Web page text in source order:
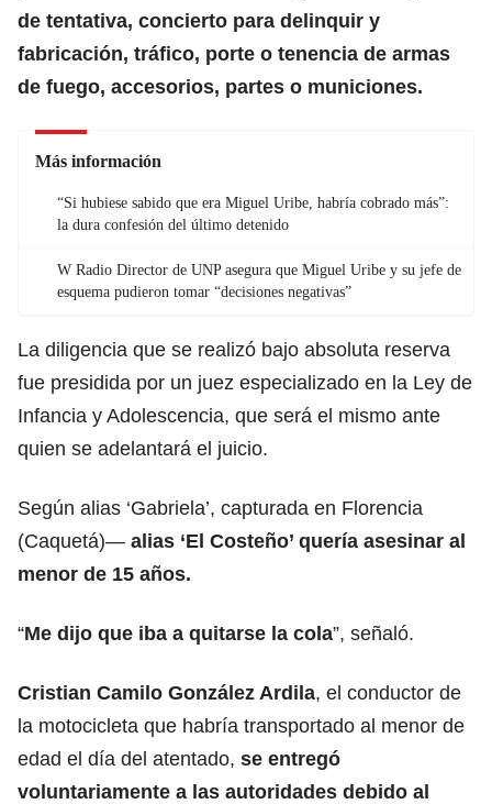
de tentativa, concierto para delinquir y
fabricación, tráfico, porte o tenencia de armas
de fuego, accesorios, partes o municiones.
Más información
“Si hubiese sabido que era Miguel Uribe, habría cobrado más”:
la dura confesión del último detenido
W Radio Director de UNP asegura que Miguel Uribe y su jefe de
esquema pudieron tomar “decisiones negativas”
La diligencia que se realizó bajo absoluta reserva
fue presidida por un juez especializado en la Ley de
Infancia y Adolescencia, que será el mismo ante
quien se adelantará el juicio.
Según alias ‘Gabriela’, capturada en Florencia
(Caquetá)— alias ‘El Costeño’ quería asesinar al
menor de 15 años.
“Me dijo que iba a quitarse la cola”, señaló.
Cristian Camilo González Ardila, el conductor de
la motocicleta que habría transportado al menor de
edad el día del atentado, se entregó
voluntariamente a las autoridades debido al